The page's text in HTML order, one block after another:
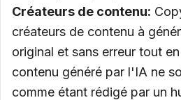
Créateurs de contenu:
créateurs de contenu à
original et sans erreur tout
contenu généré par l'IA ne
comme étant rédigé par un